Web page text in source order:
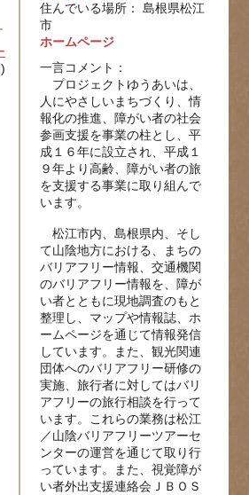
住んでいる場所： 島根県松江
市
ホームページ
一言コメント：
プロジェクトゆうあいは、
人にやさしいまちづくり、情
報化の推進、障がい者の社会
参画支援を事業の柱とし、平
成１６年に設立され、平成１
９年より高齢、障がい者の旅
を支援する事業に取り組んで
います。
松江市内、島根県内、そし
て山陰地方における、まちの
バリアフリー情報、交通機関
のバリアフリー情報を、障が
い者とともに現地調査のもと
整理し、マップや情報誌、ホ
ームページを通じて情報発信
しています。また、観光関連
団体へのバリアフリー研修の
実施、旅行者に対してはバリ
アフリーの旅行相談を行って
います。これらの業務は松江
／山陰バリアフリーツアーセ
ンターの運営を通じて取り行
っています。また、視覚障が
い者外出支援連絡会ＪＢＯＳ